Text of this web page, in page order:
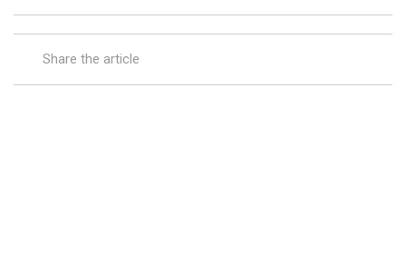
Share the article